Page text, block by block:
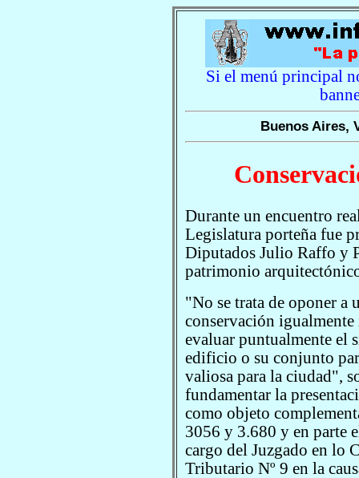
Si el menú principal
Buenos Aires,
Durante un encuentro
Legislatura porteña fue
Diputados Julio Raffo y
patrimonio
"No se trata de oponer
conservación
evaluar puntualmente el
edificio o su conjunto
valiosa para la ciudad",
fundamentar la
como objeto
3056 y 3.680 y en parte
cargo del Juzgado en lo
Tributario Nº 9 en la